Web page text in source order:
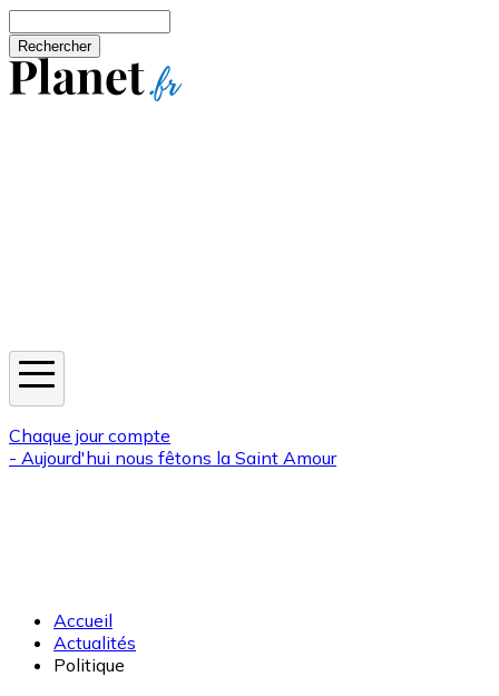
Chaque jour compte
- Aujourd'hui nous fêtons la Saint Amour
Accueil
Actualités
Politique